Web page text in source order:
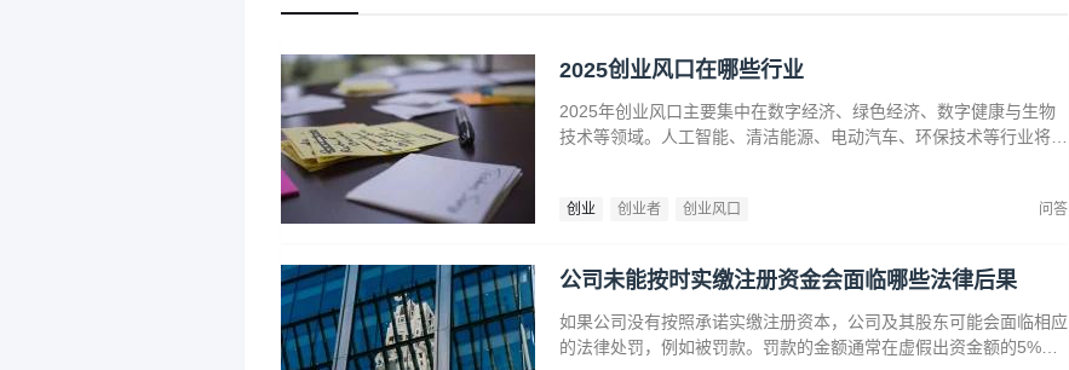
2025创业风口在哪些行业
2025年创业风口主要集中在数字经济、绿色经济、数字健康与生物
技术等领域。人工智能、清洁能源、电动汽车、环保技术等行业将迎
住这些前沿趋势，开拓新兴产业，创造商业价值。
创业 创业者 创业风口 问答
公司未能按时实缴注册资金会面临哪些法律后果
如果公司没有按照承诺实缴注册资本，公司及其股东可能会面临相应
的法律处罚，例如被罚款。罚款的金额通常在虚假出资金额的5%到